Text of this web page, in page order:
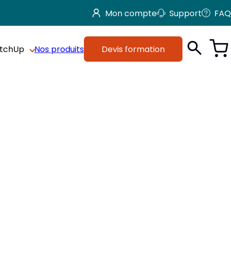
Mon compte Support FAQ
Nos produits Devis formation